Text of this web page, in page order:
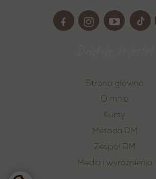
Strona główna
O mnie
Kursy
Metoda DM
Zespół DM
Media i wyróżnienia